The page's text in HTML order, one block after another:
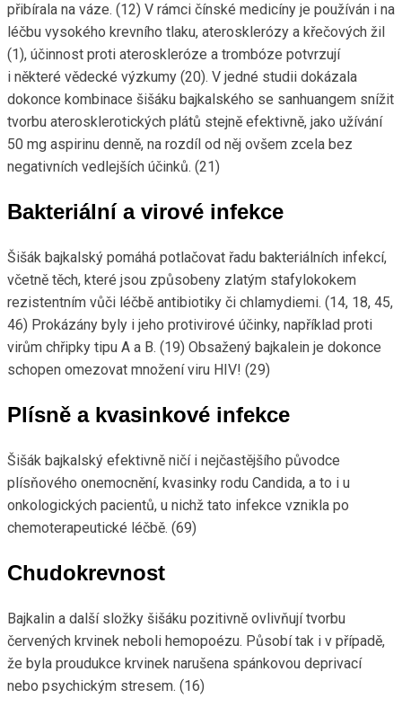
přibírala na váze. (12) V rámci čínské medicíny je používán i na
léčbu vysokého krevního tlaku, aterosklerózy a křečových žil
(1), účinnost proti ateroskleróze a trombóze potvrzují
i některé vědecké výzkumy (20). V jedné studii dokázala
dokonce kombinace šišáku bajkalského se sanhuangem snížit
tvorbu aterosklerotických plátů stejně efektivně, jako užívání
50 mg aspirinu denně, na rozdíl od něj ovšem zcela bez
negativních vedlejších účinků. (21)
Bakteriální a virové infekce
Šišák bajkalský pomáhá potlačovat řadu bakteriálních infekcí,
včetně těch, které jsou způsobeny zlatým stafylokokem
rezistentním vůči léčbě antibiotiky či chlamydiemi. (14, 18, 45,
46) Prokázány byly i jeho protivirové účinky, například proti
virům chřipky tipu A a B. (19) Obsažený bajkalein je dokonce
schopen omezovat množení viru HIV! (29)
Plísně a kvasinkové infekce
Šišák bajkalský efektivně ničí i nejčastějšího původce
plísňového onemocnění, kvasinky rodu Candida, a to i u
onkologických pacientů, u nichž tato infekce vznikla po
chemoterapeutické léčbě. (69)
Chudokrevnost
Bajkalin a další složky šišáku pozitivně ovlivňují tvorbu
červených krvinek neboli hemopoézu. Působí tak i v případě,
že byla proudukce krvinek narušena spánkovou deprivací
nebo psychickým stresem. (16)